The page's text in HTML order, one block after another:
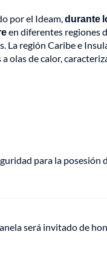
por el Ideam,durante
en diferentes regiones
La región Caribe e
olas de calor,
para la posesión
será invitado de